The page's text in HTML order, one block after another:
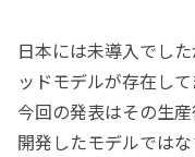
日本には未導入でし
ッドモデルが存在して
今回の発表はその生
開発したモデルではな